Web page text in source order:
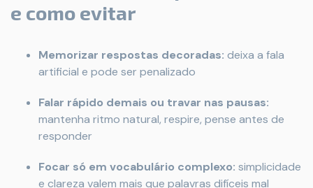
e como evitar
Memorizar respostas decoradas: deixa a fala
artificial e pode ser penalizado
Falar rápido demais ou travar nas pausas:
mantenha ritmo natural, respire, pense antes de
responder
Focar só em vocabulário complexo: simplicidade
e clareza valem mais que palavras difíceis mal